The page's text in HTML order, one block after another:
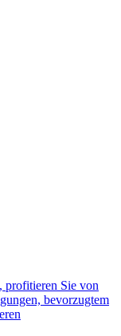
profitieren Sie von
bevorzugtem